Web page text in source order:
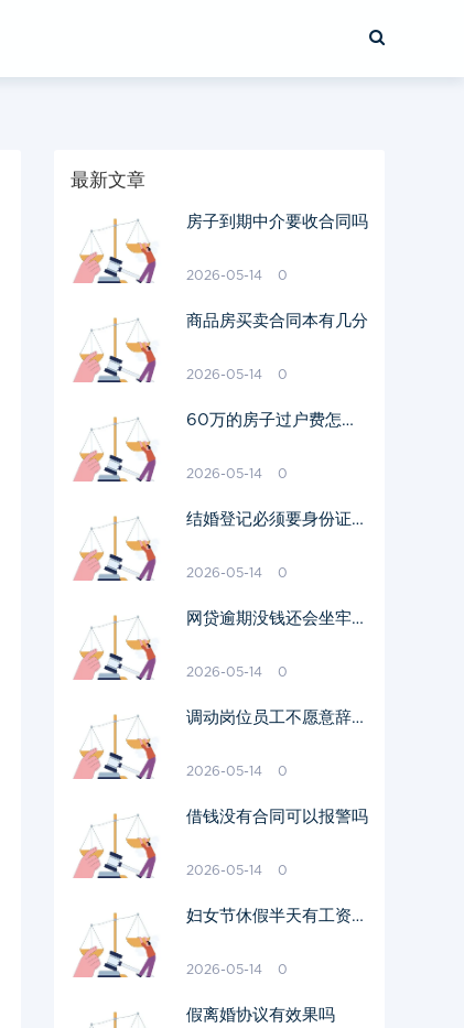
最新文章
房子到期中介要收合同吗
2026-05-14 0
商品房买卖合同本有几分
2026-05-14 0
60万的房子过户费怎么
2026-05-14 0
结婚登记必须要身份证原
2026-05-14 0
网贷逾期没钱还会坐牢吗
2026-05-14 0
调动岗位员工不愿意辞职
2026-05-14 0
借钱没有合同可以报警吗
2026-05-14 0
妇女节休假半天有工资吗
2026-05-14 0
假离婚协议有效果吗